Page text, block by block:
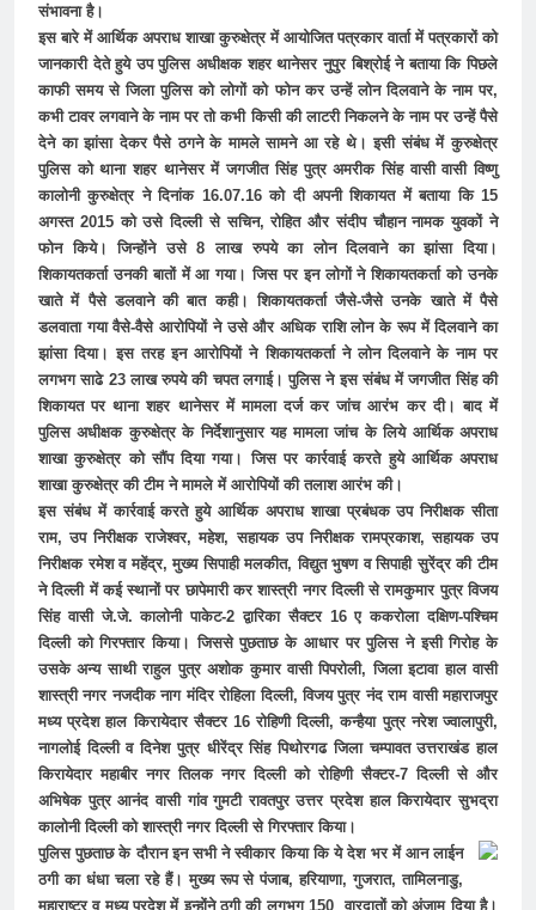
संभावना है।
इस बारे में आर्थिक अपराध शाखा कुरुक्षेत्र में आयोजित पत्रकार वार्ता में पत्रकारों को
जानकारी देते हुये उप पुलिस अधीक्षक शहर थानेसर नुपुर बिश्रोई ने बताया कि पिछले
काफी समय से जिला पुलिस को लोगों को फोन कर उन्हें लोन दिलवाने के नाम पर,
कभी टावर लगवाने के नाम पर तो कभी किसी की लाटरी निकलने के नाम पर उन्हें पैसे
देने का झांसा देकर पैसे ठगने के मामले सामने आ रहे थे। इसी संबंध में कुरुक्षेत्र
पुलिस को थाना शहर थानेसर में जगजीत सिंह पुत्र अमरीक सिंह वासी वासी विष्णु
कालोनी कुरुक्षेत्र ने दिनांक 16.07.16 को दी अपनी शिकायत में बताया कि 15
अगस्त 2015 को उसे दिल्ली से सचिन, रोहित और संदीप चौहान नामक युवकों ने
फोन किये। जिन्होंने उसे 8 लाख रुपये का लोन दिलवाने का झांसा दिया।
शिकायतकर्ता उनकी बातों में आ गया। जिस पर इन लोगों ने शिकायतकर्ता को उनके
खाते में पैसे डलवाने की बात कही। शिकायतकर्ता जैसे-जैसे उनके खाते में पैसे
डलवाता गया वैसे-वैसे आरोपियों ने उसे और अधिक राशि लोन के रूप में दिलवाने का
झांसा दिया। इस तरह इन आरोपियों ने शिकायतकर्ता ने लोन दिलवाने के नाम पर
लगभग साढे 23 लाख रुपये की चपत लगाई। पुलिस ने इस संबंध में जगजीत सिंह की
शिकायत पर थाना शहर थानेसर में मामला दर्ज कर जांच आरंभ कर दी। बाद में
पुलिस अधीक्षक कुरुक्षेत्र के निर्देशानुसार यह मामला जांच के लिये आर्थिक अपराध
शाखा कुरुक्षेत्र को सौंप दिया गया। जिस पर कार्रवाई करते हुये आर्थिक अपराध
शाखा कुरुक्षेत्र की टीम ने मामले में आरोपियों की तलाश आरंभ की।
इस संबंध में कार्रवाई करते हुये आर्थिक अपराध शाखा प्रबंधक उप निरीक्षक सीता
राम, उप निरीक्षक राजेश्वर, महेश, सहायक उप निरीक्षक रामप्रकाश, सहायक उप
निरीक्षक रमेश व महेंद्र, मुख्य सिपाही मलकीत, विद्युत भुषण व सिपाही सुरेंद्र की टीम
ने दिल्ली में कई स्थानों पर छापेमारी कर शास्त्री नगर दिल्ली से रामकुमार पुत्र विजय
सिंह वासी जे.जे. कालोनी पाकेट-2 द्वारिका सैक्टर 16 ए ककरोला दक्षिण-पश्चिम
दिल्ली को गिरफ्तार किया। जिससे पुछताछ के आधार पर पुलिस ने इसी गिरोह के
उसके अन्य साथी राहुल पुत्र अशोक कुमार वासी पिपरोली, जिला इटावा हाल वासी
शास्त्री नगर नजदीक नाग मंदिर रोहिला दिल्ली, विजय पुत्र नंद राम वासी महाराजपुर
मध्य प्रदेश हाल किरायेदार सैक्टर 16 रोहिणी दिल्ली, कन्हैया पुत्र नरेश ज्वालापुरी,
नागलोई दिल्ली व दिनेश पुत्र धीरेंद्र सिंह पिथोरगढ जिला चम्पावत उत्तराखंड हाल
किरायेदार महाबीर नगर तिलक नगर दिल्ली को रोहिणी सैक्टर-7 दिल्ली से और
अभिषेक पुत्र आनंद वासी गांव गुमटी रावतपुर उत्तर प्रदेश हाल किरायेदार सुभद्रा
कालोनी दिल्ली को शास्त्री नगर दिल्ली से गिरफ्तार किया।
पुलिस पुछताछ के दौरान इन सभी ने स्वीकार किया कि ये देश भर में आन लाईन
ठगी का धंधा चला रहे हैं। मुख्य रूप से पंजाब, हरियाणा, गुजरात, तामिलनाडु,
महाराष्ट्र व मध्य प्रदेश में इन्होंने ठगी की लगभग 150 वारदातों को अंजाम दिया है।